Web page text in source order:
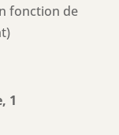
fonction de
1